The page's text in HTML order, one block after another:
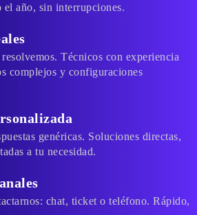
el año, sin interrupciones.
Técnicos con experiencia
complejos y configuraciones
genéricas. Soluciones directas,
a tu necesidad.
chat, ticket o teléfono. Rápido,